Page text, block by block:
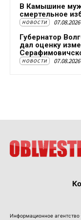
В Камышине
смертельное
НОВОСТИ 07.08.2026
Губернатор
дал оценку
НОВОСТИ 07.08.2026
Информационное